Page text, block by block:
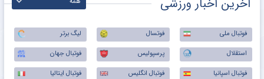
آخرین اخبار ورزشی
فوتبال ملی فوتسال
لیگ برتر
استقلال
پرسپولیس
فوتبال جهان
فوتبال اسپانیا
فوتبال انگلیس
فوتبال ایتالیا